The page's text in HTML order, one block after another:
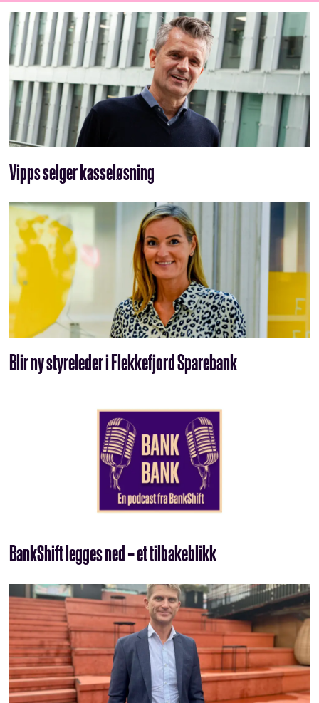
Vipps selger kasseløsning
Blir ny styreleder i Flekkefjord Sparebank
BankShift legges ned – et tilbakeblikk